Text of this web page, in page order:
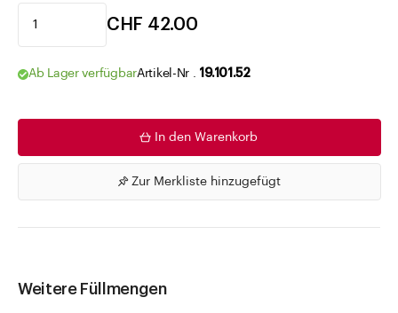
CHF 42.00
Ab Lager verfügbarArtikel-Nr . 19.101.52
In den Warenkorb
Zur Merkliste hinzugefügt
Weitere Füllmengen